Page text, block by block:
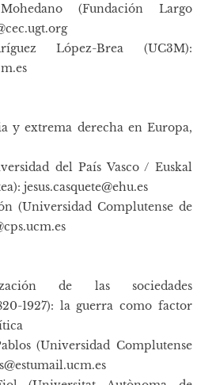
(Fundación Largo
López-Brea (UC3M):
y extrema derecha en Europa,
del País Vasco / Euskal
jesus.casquete@ehu.es
(Universidad Complutense de
de las sociedades
1927): la guerra como factor
(Universidad Complutense